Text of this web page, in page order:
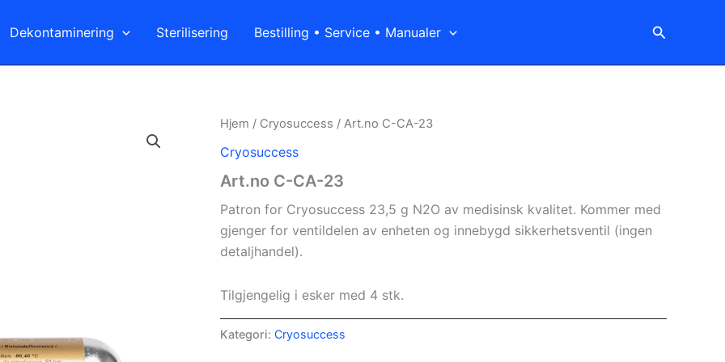
Dekontaminering Sterilisering Bestilling • Service • Manualer Søk
Hjem / Cryosuccess / Art.no C-CA-23
Cryosuccess
Art.no C-CA-23
Patron for Cryosuccess 23,5 g N2O av medisinsk kvalitet. Kommer med
gjenger for ventildelen av enheten og innebygd sikkerhetsventil (ingen
detaljhandel).
Tilgjengelig i esker med 4 stk.
Kategori: Cryosuccess